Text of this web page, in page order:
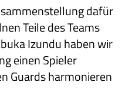
dafür
Teile des Teams
Izundu haben wir
einen Spieler
Guards harmonieren